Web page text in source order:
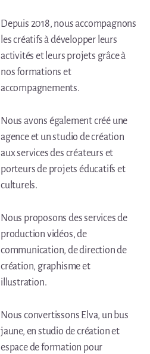
Depuis 2018, nous accompagnons
les créatifs à développer leurs
activités et leurs projets grâce à
nos formations et
accompagnements.
Nous avons également créé une
agence et un studio de création
aux services des créateurs et
porteurs de projets éducatifs et
culturels.
Nous proposons des services de
production vidéos, de
communication, de direction de
création, graphisme et
illustration.
Nous convertissons Elva, un bus
jaune, en studio de création et
espace de formation pour